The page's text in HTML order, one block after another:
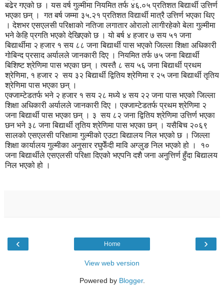
बढेर गएको छ । यस वर्ष गुल्मीमा नियमित तर्फ ४६.०५ प्रतिशत बिद्यार्थी उत्तिर्ण
भएका छन् । गत बर्ष जम्मा ३५.२१ प्रतिशत विद्यार्थी मात्रै उत्तिर्ण भएका थिए
। देशभर एसएलसी परिक्षाको नतिजा लगातार ओरालो लागीरहेको बेला गुल्मीमा
भने केहि प्रगति भएको देखिएको छ । यो बर्ष ४ हजार ७ सय ५१ जना
बिद्यार्थीमा २ हजार १ सय ८८ जना बिद्यार्थी पास भएको जिल्ला शिक्षा अधिकारी
गोबिन्द प्रसाद अर्यालले जानकारी दिए । नियमित तर्फ ७५ जना बिद्यार्थी
बिशिष्ट श्रेणिमा पास भएका छन् । त्यस्तै ८ सय ५६ जना बिद्यार्थी प्रथम
श्रेणिमा, १ हजार २ सय ३२ बिद्यार्थी द्वितिय श्रेणिमा र २५ जना बिद्यार्थी तृतिय
श्रेणिमा पास भएका छन् ।
एक्जाम्टेडतर्फ भने २ हजार १ सय २८ मध्ये ४ सय २२ जना पास भएको जिल्ला
शिक्षा अधिकारी अर्यालले जानकारी दिए । एक्जाम्टेडतर्फ प्रथम श्रेणिमा २
जना बिद्यार्थी पास भएका छन् । ३ सय ८२ जना द्वितिय श्रेणिमा उत्तिर्ण भएका
छन भने ३८ जना बिद्यार्थी तृतिय श्रेणिमा पास भएका छन् । यसैबिच २०६९
सालको एसएलसी परिक्षामा गुल्मीको एउटा बिद्यालय निल भएको छ । जिल्ला
शिक्षा कार्यालय गुल्मीका अनुसार रघुफेँदी मावि अग्लुङ निल भएको हो । १०
जना बिद्यार्थीले एसएलसी परिक्षा दिएको भएपनि दशै जना अनुत्तिर्ण हुँदा बिद्यालय
निल भएको हो ।
‹ ›
Home
View web version
Powered by Blogger.